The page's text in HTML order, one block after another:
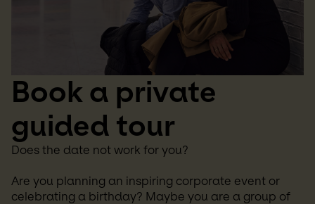
Book a private
guided tour
Does the date not work for you?
Are you planning an inspiring corporate event or
celebrating a birthday? Maybe you are a group of